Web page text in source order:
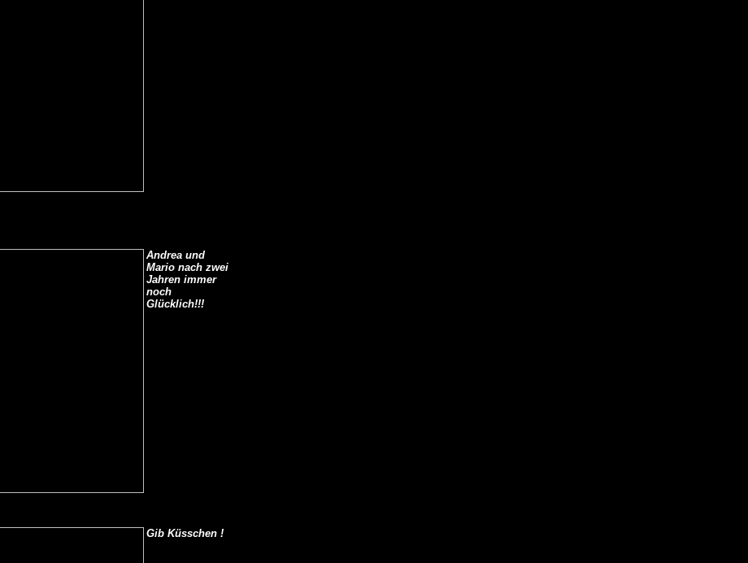
Andrea und
Mario nach zwei
Jahren immer
noch
Glücklich!!!
Gib Küsschen !